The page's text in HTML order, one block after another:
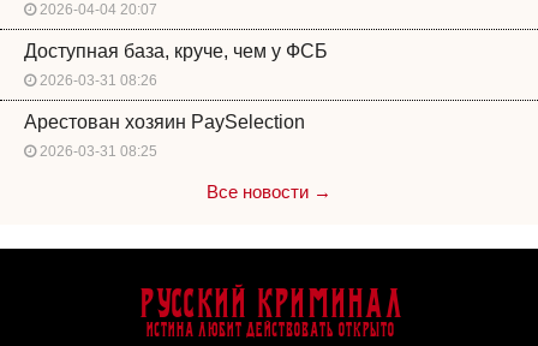
2026-04-04 20:07
Доступная база, круче, чем у ФСБ
2026-03-31 08:26
Арестован хозяин PaySelection
2026-03-31 08:25
Все новости →
Русский Криминал
Истина любит действовать открыто